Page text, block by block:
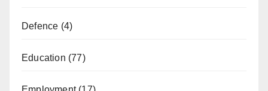
Defence (4)
Education (77)